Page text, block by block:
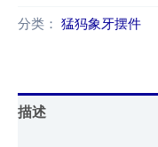
分类： 猛犸象牙摆件
描述